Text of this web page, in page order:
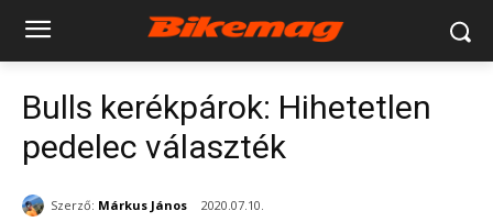
Bulls kerékpárok: Hihetetlen
pedelec választék
Szerző: Márkus János 2020.07.10.